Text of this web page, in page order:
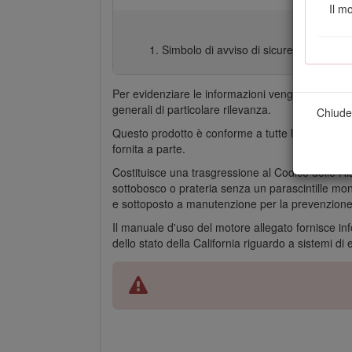
Il
Simbolo di avviso di sicurezza
Per evidenziare le informazioni vengono
generali di particolare rilevanza.
Questo prodotto è conforme a tutte le direttive
fornita a parte.
Costituisce una trasgressione al Codice delle
sottobosco o prateria senza un parascintille
e sottoposto a manutenzione per la
Il manuale d'uso del motore allegato fornisce
dello stato della California riguardo a sistemi